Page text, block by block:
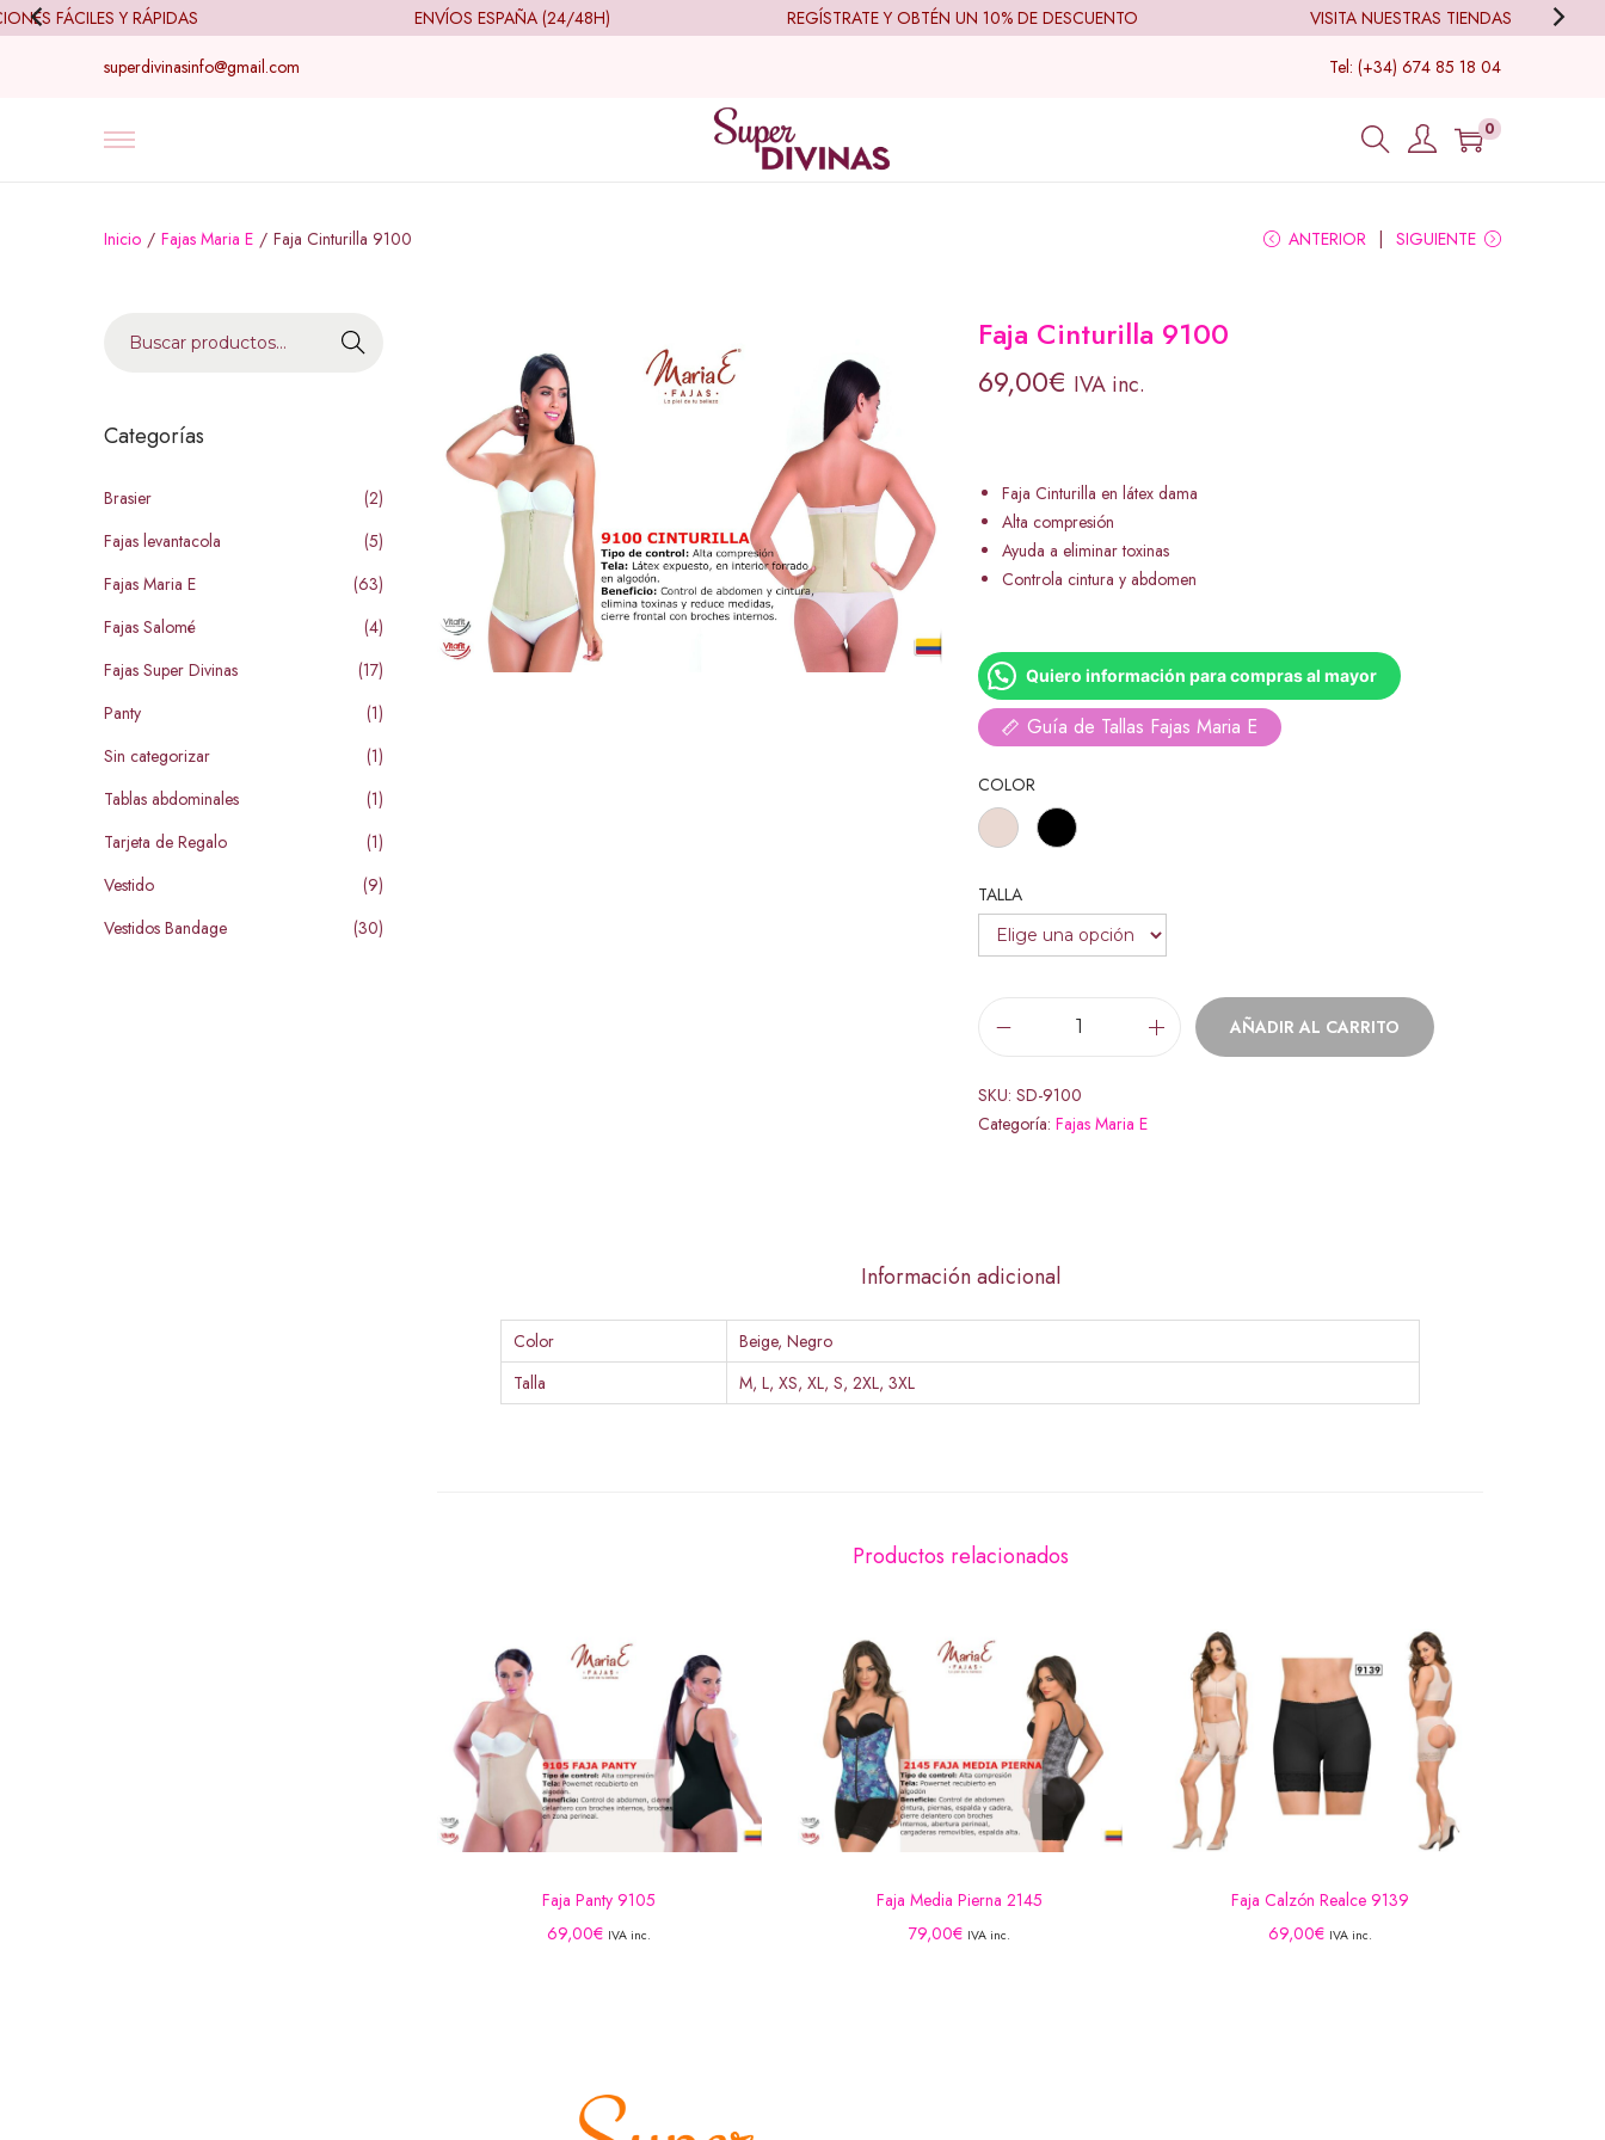
FÁCILES Y RÁPIDAS ENVÍOS ESPAÑA (24/48H) REGÍSTRATE Y OBTÉN UN 10% DE DESCUENTO VISITA NUESTRAS TIENDAS
superdivinasinfo@gmail.com Tel: (+34) 674 85 18 04
0
Inicio / Fajas Maria E / Faja Cinturilla 9100 ANTERIOR SIGUIENTE
Faja Cinturilla 9100
69,00€ IVA inc.
Faja Cinturilla en látex dama
Alta compresión
Ayuda a eliminar toxinas
Controla cintura y abdomen
Quiero información para compras al mayor
Guía de Tallas Fajas Maria E
COLOR
TALLA
AÑADIR AL CARRITO
SKU: SD-9100
Categoría: Fajas Maria E
Información adicional
Color
Beige, Negro
Talla
M, L, XS, XL, S, 2XL, 3XL
Productos relacionados
Faja Panty 9105
69,00€ IVA inc.
Faja Media Pierna 2145
79,00€ IVA inc.
Faja Calzón Realce 9139
69,00€ IVA inc.
B
u
Categorías
Brasier
(2)
Fajas levantacola
(5)
Fajas Maria E
(63)
Fajas Salomé
(4)
Fajas Super Divinas
(17)
Panty
(1)
Sin categorizar
(1)
Tablas abdominales
(1)
Tarjeta de Regalo
(1)
Vestido
(9)
Vestidos Bandage
(30)